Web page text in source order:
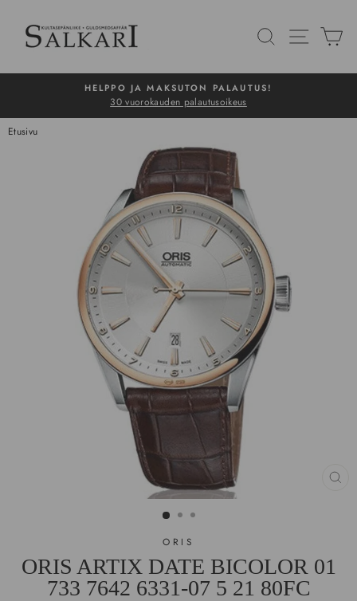
sisältöön
HAKU
Pysäytä
HELPPO JA MAKSUTON PALAUTUS!
30 vuorokauden palautusoikeus
Etusivu
ORIS
ORIS ARTIX DATE BICOLOR 01
733 7642 6331-07 5 21 80FC